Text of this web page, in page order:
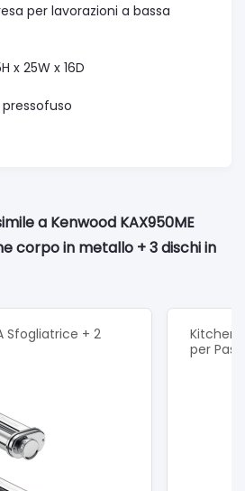
per lavorazioni a bassa
x 25W x 16D
a Kenwood KAX950ME
corpo in metallo + 3 dischi in
Sfogliatrice + 2
per